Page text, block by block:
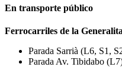
En transporte público
Ferrocarriles de la
Parada Sarrià (L6, S1,
Parada Av. Tibidabo